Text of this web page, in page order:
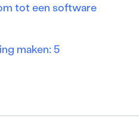
tot een software
maken: 5